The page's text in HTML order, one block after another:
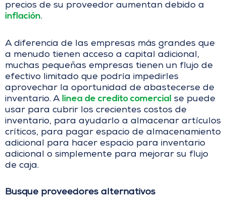
precios de su proveedor aumentan debido a
inflación.
A diferencia de las empresas más grandes que
a menudo tienen acceso a capital adicional,
muchas pequeñas empresas tienen un flujo de
efectivo limitado que podría impedirles
aprovechar la oportunidad de abastecerse de
inventario. A linea de credito comercial se puede
usar para cubrir los crecientes costos de
inventario, para ayudarlo a almacenar artículos
críticos, para pagar espacio de almacenamiento
adicional para hacer espacio para inventario
adicional o simplemente para mejorar su flujo
de caja.
Busque proveedores alternativos